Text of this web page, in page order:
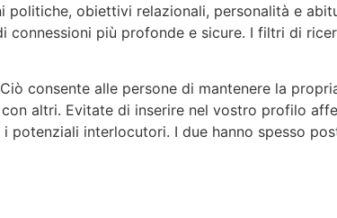
politiche, obiettivi relazionali, personalità e
più profonde e sicure. I filtri di
consente alle persone di mantenere la
altri. Evitate di inserire nel vostro profilo
potenziali interlocutori. I due hanno spesso